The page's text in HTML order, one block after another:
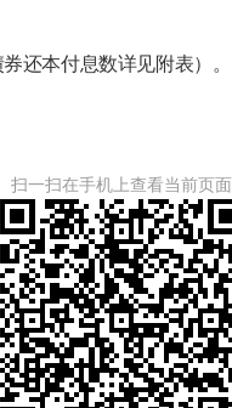
还本付息数详见附表）。
扫一扫在手机上查看当前页面